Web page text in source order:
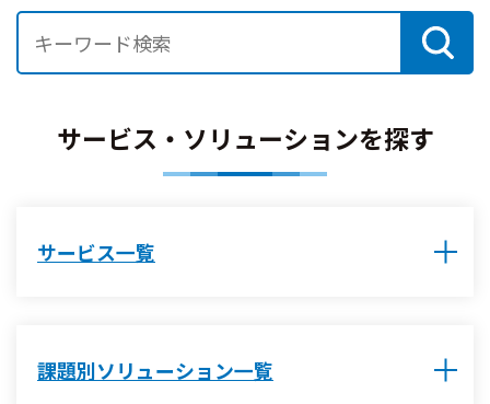
サービス・ソリューションを探す
サービス一覧
課題別ソリューション一覧